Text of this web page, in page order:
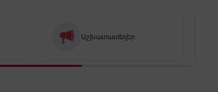
Աշխատատեղեր